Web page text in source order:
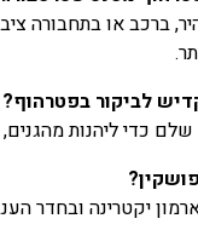
ברכב או בתחבורה
לביקור בפטרהוף?
כדי ליהנות מהגנים,
יקטרינה ובחדר